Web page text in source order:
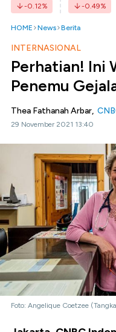
-0.12% -0.49%
HOME News Berita
INTERNASIONAL
Perhatian! Ini
Penemu
Thea Fathanah Arbar,
29 November 2021 13:40
Foto: Angelique Coetzee